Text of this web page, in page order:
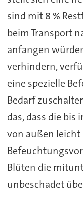
sind mit 8 %
beim Transport
anfangen
verhindern,
eine spezielle
Bedarf
das, dass die bis
von außen
Blüten die
unbeschadet